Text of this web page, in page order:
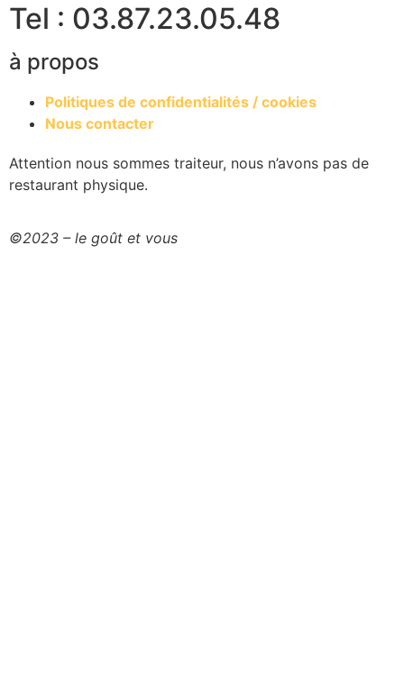
Tel : 03.87.23.05.48
à propos
Politiques de confidentialités / cookies
Nous contacter
Attention nous sommes traiteur, nous n’avons pas de
restaurant physique.​
©2023 – le goût et vous